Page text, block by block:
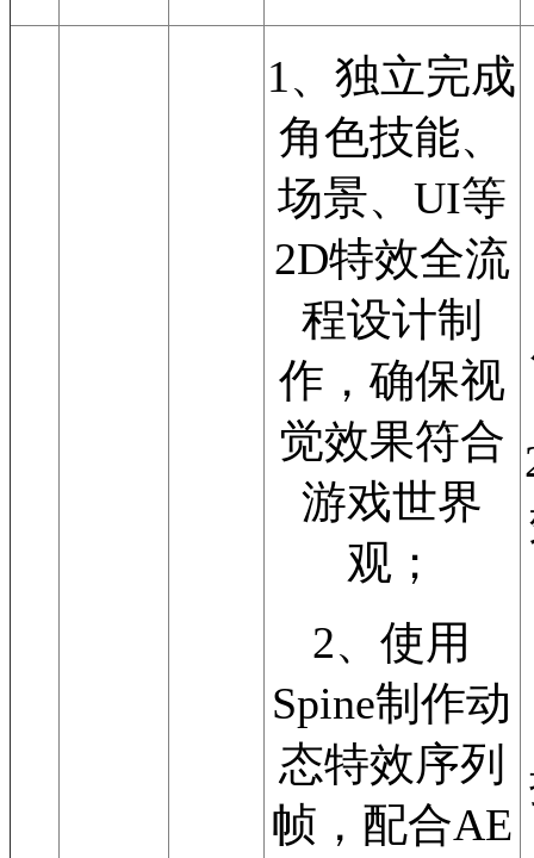
1、独立完成
角色技能、
场景、UI等
2D特效全流
程设计制
作，确保视
觉效果符合
游戏世界
观；
2、使用
Spine制作动
态特效序列
帧，配合AE